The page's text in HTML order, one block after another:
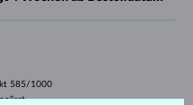
585/1000